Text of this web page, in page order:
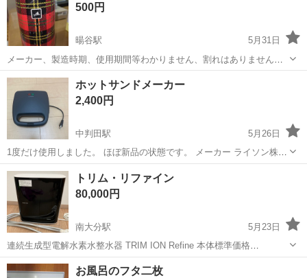
れ...
500円
暘谷駅
5月31日
メーカー、製造時期、使用期間等わかりません、割れはありません
が、外観使用感あります。
大分 速見郡 暘谷駅 キッチン家電
ホットサンドメーカー
2,400円
中判田駅
5月26日
1度だけ使用しました。 ほぼ新品の状態です。 メーカー ライソン株式
会社
大分 大分市 中判田駅 キッチン家電
ホットサンドメーカー
トリム・リファイン
80,000円
南大分駅
5月23日
連続生成型電解水素水整水器 TRIM ION Refine 本体標準価格
￥239,800 購入から3年目 使用期間1年半 カードリッジあり(使用中)
大分 大分市 南大分駅 キッチン家電
お風呂のフタ二枚